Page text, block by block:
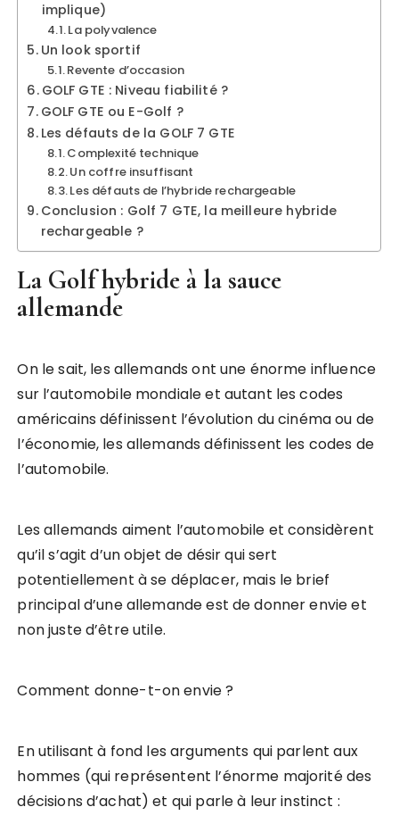
implique)
La polyvalence
Un look sportif
Revente d’occasion
GOLF GTE : Niveau fiabilité ?
GOLF GTE ou E-Golf ?
Les défauts de la GOLF 7 GTE
Complexité technique
Un coffre insuffisant
Les défauts de l’hybride rechargeable
Conclusion : Golf 7 GTE, la meilleure hybride
rechargeable ?
La Golf hybride à la sauce
allemande
On le sait, les allemands ont une énorme influence
sur l’automobile mondiale et autant les codes
américains définissent l’évolution du cinéma ou de
l’économie, les allemands définissent les codes de
l’automobile.
Les allemands aiment l’automobile et considèrent
qu’il s’agit d’un objet de désir qui sert
potentiellement à se déplacer, mais le brief
principal d’une allemande est de donner envie et
non juste d’être utile.
Comment donne-t-on envie ?
En utilisant à fond les arguments qui parlent aux
hommes (qui représentent l’énorme majorité des
décisions d’achat) et qui parle à leur instinct :